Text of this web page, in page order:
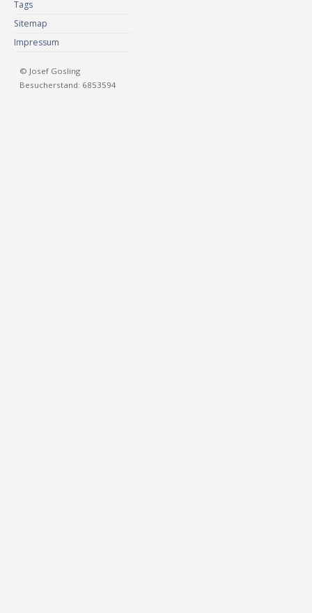
Tags
Sitemap
Impressum
© Josef Gosling
Besucherstand: 6853594